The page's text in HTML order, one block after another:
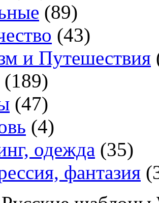
(89)
(43)
и Путешествия
(189)
(47)
(4)
одежда (35)
фантазия